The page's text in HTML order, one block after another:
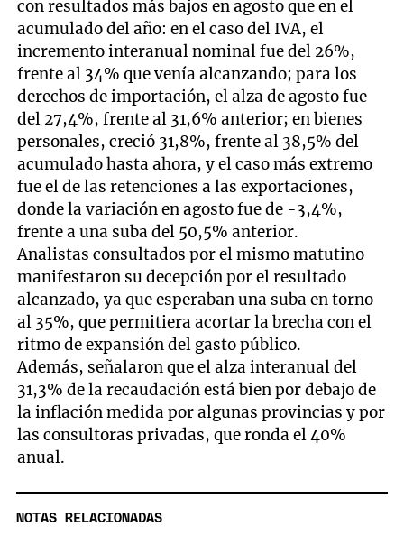
con resultados más bajos en agosto que en el
acumulado del año: en el caso del IVA, el
incremento interanual nominal fue del 26%,
frente al 34% que venía alcanzando; para los
derechos de importación, el alza de agosto fue
del 27,4%, frente al 31,6% anterior; en bienes
personales, creció 31,8%, frente al 38,5% del
acumulado hasta ahora, y el caso más extremo
fue el de las retenciones a las exportaciones,
donde la variación en agosto fue de -3,4%,
frente a una suba del 50,5% anterior.
Analistas consultados por el mismo matutino
manifestaron su decepción por el resultado
alcanzado, ya que esperaban una suba en torno
al 35%, que permitiera acortar la brecha con el
ritmo de expansión del gasto público.
Además, señalaron que el alza interanual del
31,3% de la recaudación está bien por debajo de
la inflación medida por algunas provincias y por
las consultoras privadas, que ronda el 40%
anual.
NOTAS RELACIONADAS